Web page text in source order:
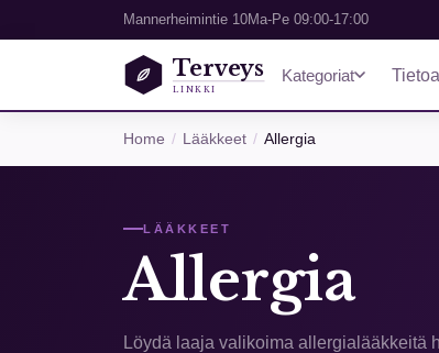
Mannerheimintie 10Ma-Pe 09:00-17:00
Terveys
LINKKI
Kategoriat
Home Lääkkeet Allergia
LÄÄKKEET
Allergia
Löydä laaja valikoima allergialääkkeitä